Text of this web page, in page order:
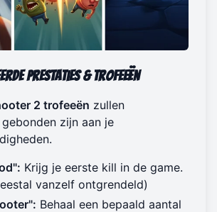
prestaties & trofeeën
2 trofeeën zullen
zijn aan je
Krijg je eerste kill in de game.
vanzelf ontgrendeld)
Behaal een bepaald aantal